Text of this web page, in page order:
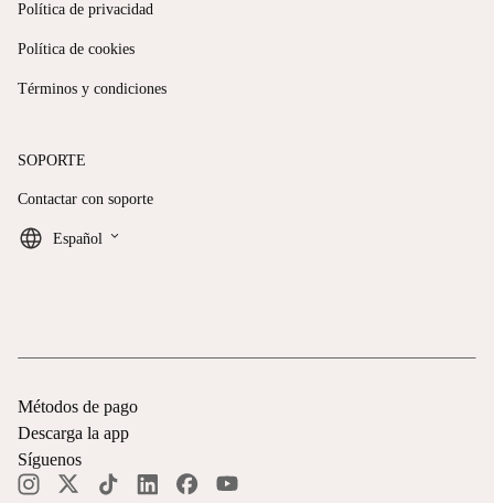
Política de privacidad
Política de cookies
Términos y condiciones
SOPORTE
Contactar con soporte
Español keyboard_arrow_down
Métodos de pago
Descarga la app
Síguenos